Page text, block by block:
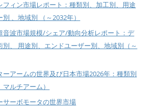
フィン市場レポート：種類別、加工別、用途
、地域別 （～2032年）
音波市場規模/シェア/動向分析レポート：デ
、 用途別、エンドユーザー別、地域別（～
ーアームの世界及び日本市場2026年：種類別
マルチアーム）
サーボモータの世界市場